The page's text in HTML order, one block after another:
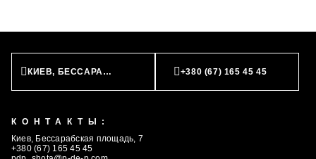
КИЕВ, БЕССАРАБСКАЯ ПЛОЩАДЬ, 7+380 (67) 165 45 45
КОНТАКТЫ:
Киев, Бессарабская площадь, 7
+380 (67) 165 45 45